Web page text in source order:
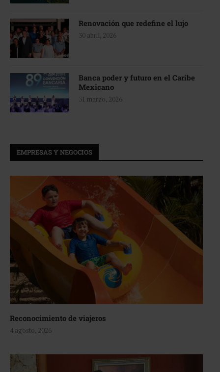
Renovación que redefine el lujo
30 abril, 2026
Banca poder y futuro en el Caribe
Mexicano
31 marzo, 2026
EMPRESAS Y NEGOCIOS
Reconocimiento de viajeros
4 agosto, 2026